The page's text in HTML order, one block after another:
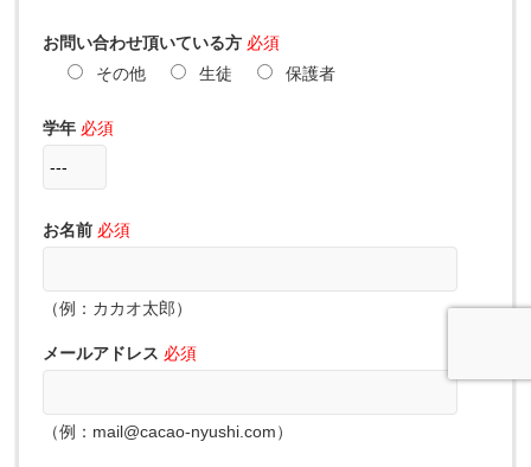
お問い合わせ頂いている方 必須
その他
生徒 保護者
学年 必須
お名前 必須
（例：カカオ太郎）
メールアドレス 必須
（例：mail@cacao-nyushi.com）